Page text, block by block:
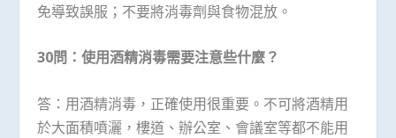
免導致誤服；不要將消毒劑與食物混放。
30問：使用酒精消毒需要注意些什麼？
答：用酒精消毒，正確使用很重要。不可將酒精用
於大面積噴灑，樓道、辦公室、會議室等都不能用